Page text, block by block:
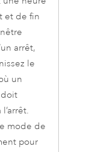
et de fin
arrêt,
le
un
mode de
pour